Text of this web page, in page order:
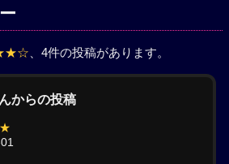
、4件の投稿があります。
からの投稿